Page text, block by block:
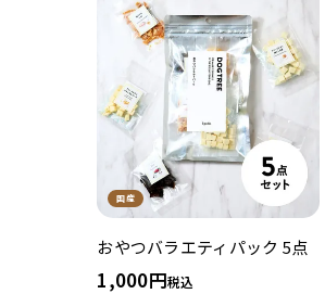
国産
おやつバラエティパック 5点
1,000 税込